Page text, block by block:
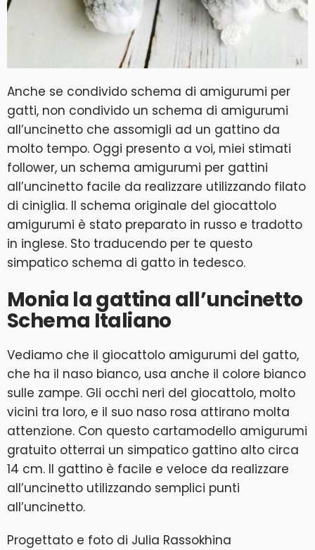
Anche se condivido schema di amigurumi per
gatti, non condivido un schema di amigurumi
all’uncinetto che assomigli ad un gattino da
molto tempo. Oggi presento a voi, miei stimati
follower, un schema amigurumi per gattini
all’uncinetto facile da realizzare utilizzando filato
di ciniglia. Il schema originale del giocattolo
amigurumi è stato preparato in russo e tradotto
in inglese. Sto traducendo per te questo
simpatico schema di gatto in tedesco.
Monia la gattina all’uncinetto
Schema Italiano
Vediamo che il giocattolo amigurumi del gatto,
che ha il naso bianco, usa anche il colore bianco
sulle zampe. Gli occhi neri del giocattolo, molto
vicini tra loro, e il suo naso rosa attirano molta
attenzione. Con questo cartamodello amigurumi
gratuito otterrai un simpatico gattino alto circa
14 cm. Il gattino è facile e veloce da realizzare
all’uncinetto utilizzando semplici punti
all’uncinetto.
Progettato e foto di Julia Rassokhina